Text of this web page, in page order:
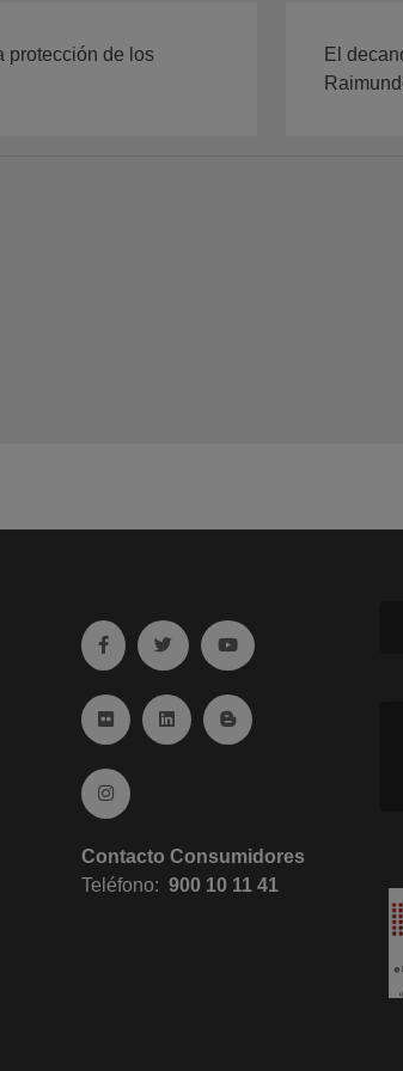
protección de los
El
Ir a facebook (abre en ventana nueva)
Ir a twitter (abre en ventana
Ir a YouTube (abre
Ir a Flickr (abre en ventana nueva)
Ir a Linkedin (abre en
Ir al Blog (abre en
Ir a Instagram (abre en ventana
Contacto Consumidores
Teléfono:900 10 11 41